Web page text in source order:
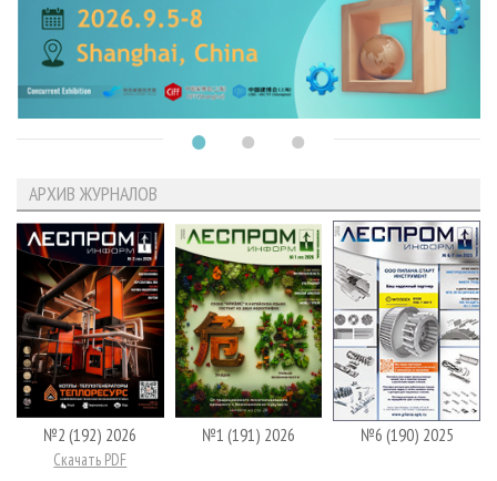
АРХИВ ЖУРНАЛОВ
№2 (192) 2026
Скачать PDF
№1 (191) 2026 №6 (190) 2025